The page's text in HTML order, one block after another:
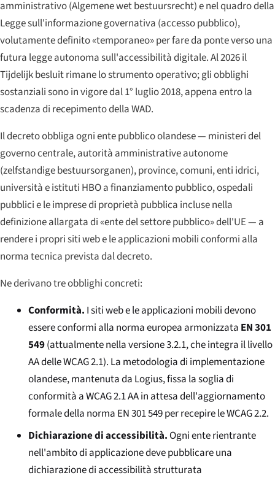
amministrativo (Algemene wet bestuursrecht) e nel quadro della
Legge sull'informazione governativa (accesso pubblico),
volutamente definito «temporaneo» per fare da ponte verso una
futura legge autonoma sull'accessibilità digitale. Al 2026 il
Tijdelijk besluit rimane lo strumento operativo; gli obblighi
sostanziali sono in vigore dal 1° luglio 2018, appena entro la
scadenza di recepimento della WAD.
Il decreto obbliga ogni ente pubblico olandese — ministeri del
governo centrale, autorità amministrative autonome
(zelfstandige bestuursorganen), province, comuni, enti idrici,
università e istituti HBO a finanziamento pubblico, ospedali
pubblici e le imprese di proprietà pubblica incluse nella
definizione allargata di «ente del settore pubblico» dell'UE — a
rendere i propri siti web e le applicazioni mobili conformi alla
norma tecnica prevista dal decreto.
Ne derivano tre obblighi concreti:
Conformità. I siti web e le applicazioni mobili devono
essere conformi alla norma europea armonizzata EN 301
549(attualmente nella versione 3.2.1, che integra il livello
AA delle WCAG 2.1). La metodologia di implementazione
olandese, mantenuta da Logius, fissa la soglia di
conformità a WCAG 2.1 AA in attesa dell'aggiornamento
formale della norma EN 301 549 per recepire le WCAG 2.2.
Dichiarazione di accessibilità.Ogni ente rientrante
nell'ambito di applicazione deve pubblicare una
dichiarazione di accessibilità strutturata